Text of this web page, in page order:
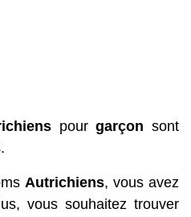
pourgarçon sont
Autrichiens, vous avez
vous souhaitez trouver